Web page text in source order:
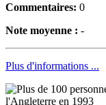
Commentaires: 0
Note moyenne : -
Plus d'informations ...